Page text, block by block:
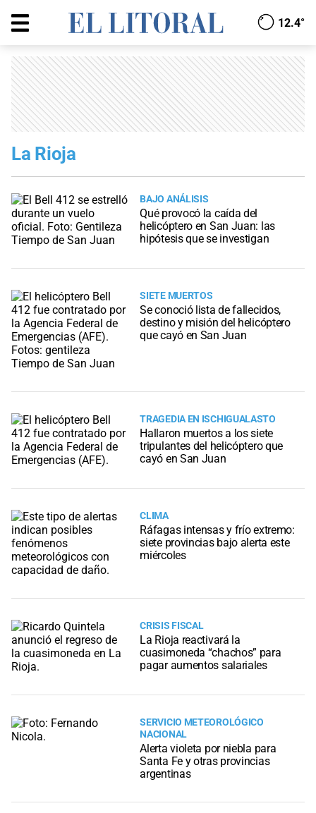
12.4°
La Rioja
BAJO ANÁLISIS
Qué provocó la caída del
helicóptero en San Juan: las
hipótesis que se investigan
SIETE MUERTOS
Se conoció lista de fallecidos,
destino y misión del helicóptero
que cayó en San Juan
TRAGEDIA EN ISCHIGUALASTO
Hallaron muertos a los siete
tripulantes del helicóptero que
cayó en San Juan
CLIMA
Ráfagas intensas y frío extremo:
siete provincias bajo alerta este
miércoles
CRISIS FISCAL
La Rioja reactivará la
cuasimoneda “chachos” para
pagar aumentos salariales
SERVICIO METEOROLÓGICO
NACIONAL
Alerta violeta por niebla para
Santa Fe y otras provincias
argentinas